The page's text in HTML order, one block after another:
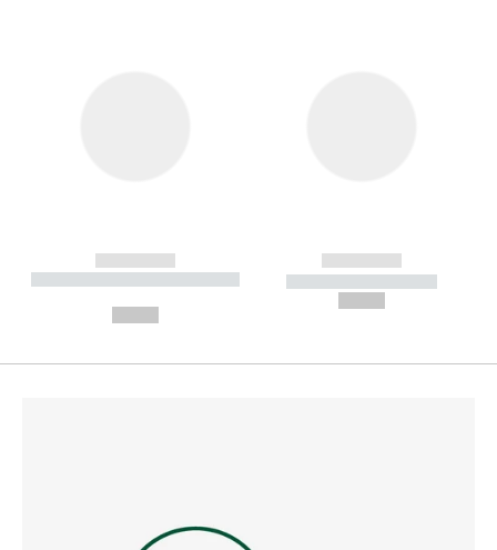
------------
----------- ----------- --------
------------
----------- -----------